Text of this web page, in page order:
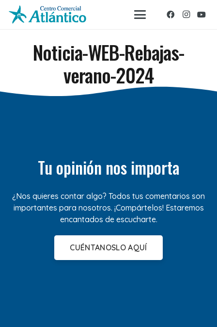
Noticia-WEB-Rebajas-
verano-2024
Tu opinión nos importa
¿Nos quieres contar algo? Todos tus comentarios son
importantes para nosotros. ¡Compártelos! Estaremos
encantados de escucharte.
CUÉNTANOSLO AQUÍ